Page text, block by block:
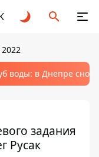
воды: в Днепре
задания
Русак